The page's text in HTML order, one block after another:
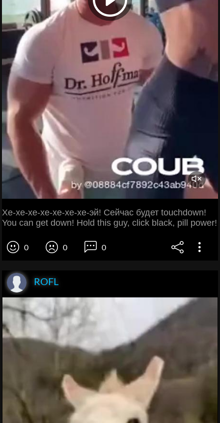
Хе-хе-хе-хе-хе-хе-хе-эй! Сейчас будет touchdown!
You can get down! Hold this guy, click black, pill power!
0 0 0
ROFL